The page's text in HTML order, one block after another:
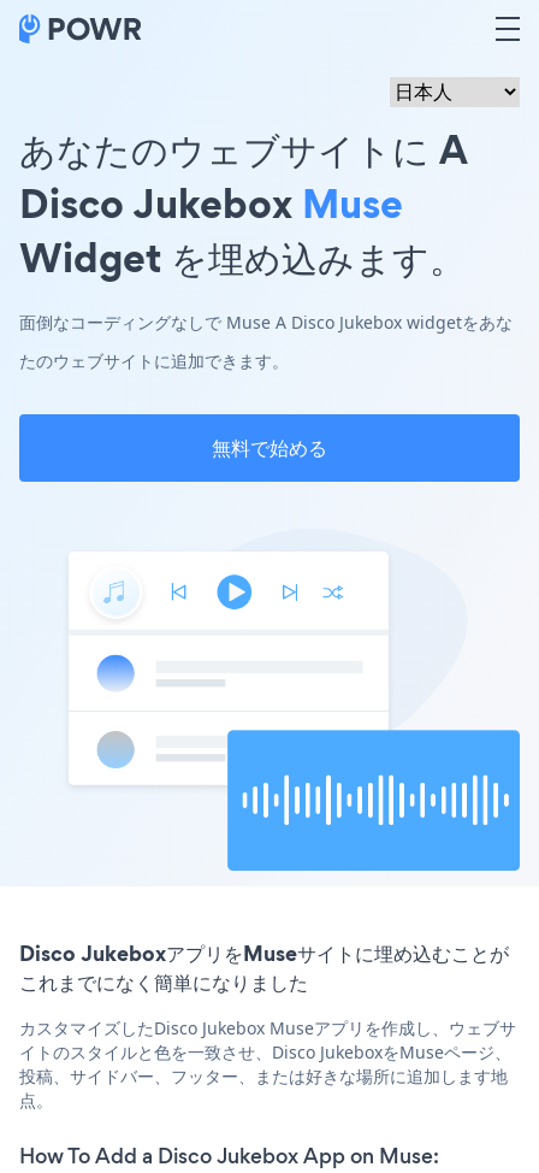
あなたのウェブサイトに A
Disco Jukebox Muse
Widget を埋め込みます。
面倒なコーディングなしで Muse A Disco Jukebox widgetをあな
たのウェブサイトに追加できます。
無料で始める
Disco JukeboxアプリをMuseサイトに埋め込むことが
これまでになく簡単になりました
カスタマイズしたDisco Jukebox Museアプリを作成し、ウェブサ
イトのスタイルと色を一致させ、Disco JukeboxをMuseページ、
投稿、サイドバー、フッター、または好きな場所に追加します地
点。
How To Add a Disco Jukebox App on Muse: